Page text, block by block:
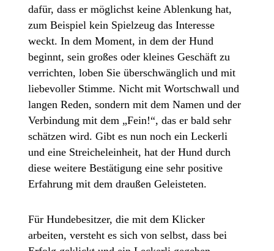
dafür, dass er möglichst keine Ablenkung hat,
zum Beispiel kein Spielzeug das Interesse
weckt. In dem Moment, in dem der Hund
beginnt, sein großes oder kleines Geschäft zu
verrichten, loben Sie überschwänglich und mit
liebevoller Stimme. Nicht mit Wortschwall und
langen Reden, sondern mit dem Namen und der
Verbindung mit dem „Fein!“, das er bald sehr
schätzen wird. Gibt es nun noch ein Leckerli
und eine Streicheleinheit, hat der Hund durch
diese weitere Bestätigung eine sehr positive
Erfahrung mit dem draußen Geleisteten.
Für Hundebesitzer, die mit dem Klicker
arbeiten, versteht es sich von selbst, dass bei